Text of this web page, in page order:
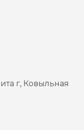
г, Ковыльная